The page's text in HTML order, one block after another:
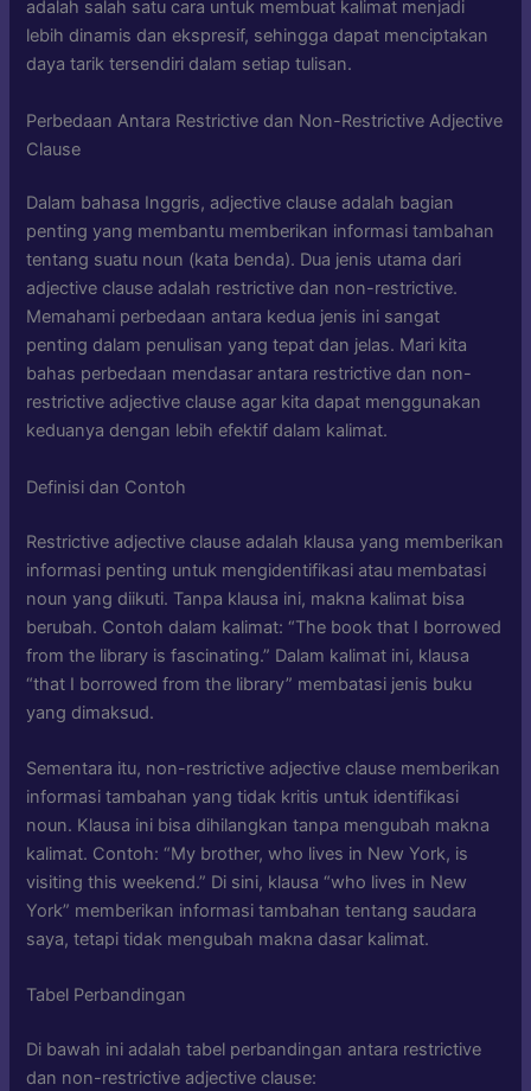
adalah salah satu cara untuk membuat kalimat menjadi
lebih dinamis dan ekspresif, sehingga dapat menciptakan
daya tarik tersendiri dalam setiap tulisan.
Perbedaan Antara Restrictive dan Non-Restrictive Adjective
Clause
Dalam bahasa Inggris, adjective clause adalah bagian
penting yang membantu memberikan informasi tambahan
tentang suatu noun (kata benda). Dua jenis utama dari
adjective clause adalah restrictive dan non-restrictive.
Memahami perbedaan antara kedua jenis ini sangat
penting dalam penulisan yang tepat dan jelas. Mari kita
bahas perbedaan mendasar antara restrictive dan non-
restrictive adjective clause agar kita dapat menggunakan
keduanya dengan lebih efektif dalam kalimat.
Definisi dan Contoh
Restrictive adjective clause adalah klausa yang memberikan
informasi penting untuk mengidentifikasi atau membatasi
noun yang diikuti. Tanpa klausa ini, makna kalimat bisa
berubah. Contoh dalam kalimat: “The book that I borrowed
from the library is fascinating.” Dalam kalimat ini, klausa
“that I borrowed from the library” membatasi jenis buku
yang dimaksud.
Sementara itu, non-restrictive adjective clause memberikan
informasi tambahan yang tidak kritis untuk identifikasi
noun. Klausa ini bisa dihilangkan tanpa mengubah makna
kalimat. Contoh: “My brother, who lives in New York, is
visiting this weekend.” Di sini, klausa “who lives in New
York” memberikan informasi tambahan tentang saudara
saya, tetapi tidak mengubah makna dasar kalimat.
Tabel Perbandingan
Di bawah ini adalah tabel perbandingan antara restrictive
dan non-restrictive adjective clause: